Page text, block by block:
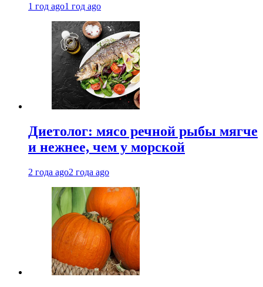
1 год ago1 год ago
Диетолог: мясо речной рыбы мягче
и нежнее, чем у морской
2 года ago2 года ago